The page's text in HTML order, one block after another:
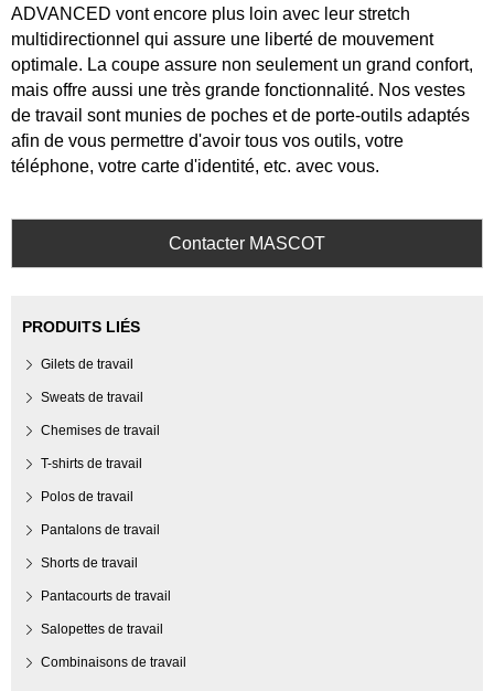
ADVANCED vont encore plus loin avec leur stretch
multidirectionnel qui assure une liberté de mouvement
optimale. La coupe assure non seulement un grand confort,
mais offre aussi une très grande fonctionnalité. Nos vestes
de travail sont munies de poches et de porte-outils adaptés
afin de vous permettre d'avoir tous vos outils, votre
téléphone, votre carte d'identité, etc. avec vous.
Contacter MASCOT
PRODUITS LIÉS
Gilets de travail
Sweats de travail
Chemises de travail
T-shirts de travail
Polos de travail
Pantalons de travail
Shorts de travail
Pantacourts de travail
Salopettes de travail
Combinaisons de travail